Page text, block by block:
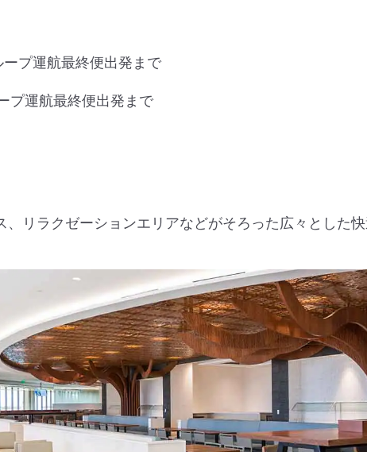
プ運航最終便出発まで
プ運航最終便出発まで
、リラクゼーションエリアなどがそろった広々とした